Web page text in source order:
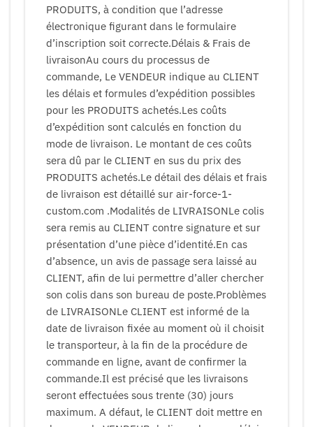
PRODUITS, à condition que l’adresse
électronique figurant dans le formulaire
d’inscription soit correcte.Délais & Frais de
livraisonAu cours du processus de
commande, Le VENDEUR indique au CLIENT
les délais et formules d’expédition possibles
pour les PRODUITS achetés.Les coûts
d’expédition sont calculés en fonction du
mode de livraison. Le montant de ces coûts
sera dû par le CLIENT en sus du prix des
PRODUITS achetés.Le détail des délais et frais
de livraison est détaillé sur air-force-1-
custom.com .Modalités de LIVRAISONLe colis
sera remis au CLIENT contre signature et sur
présentation d’une pièce d’identité.En cas
d’absence, un avis de passage sera laissé au
CLIENT, afin de lui permettre d’aller chercher
son colis dans son bureau de poste.Problèmes
de LIVRAISONLe CLIENT est informé de la
date de livraison fixée au moment où il choisit
le transporteur, à la fin de la procédure de
commande en ligne, avant de confirmer la
commande.Il est précisé que les livraisons
seront effectuées sous trente (30) jours
maximum. A défaut, le CLIENT doit mettre en